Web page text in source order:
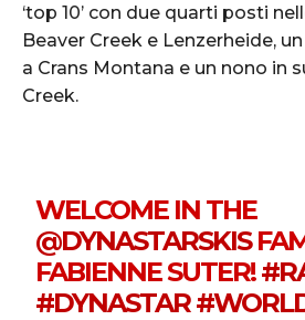
‘top 10’ con due quarti posti
Beaver Creek e Lenzerheide,
a Crans Montana e un nono in
Creek.
WELCOME IN THE
@DYNASTARSKIS
FABIENNE SUTER!
#DYNASTAR